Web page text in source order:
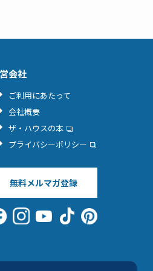
会社
ご利用にあたって
会社概要
ザ・ハウスの本
プライバシーポリシー
無料メルマガ登録